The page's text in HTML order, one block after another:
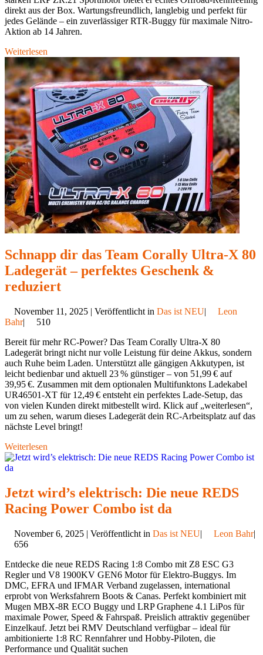
direkt aus der Box. Wartungsfreundlich, langlebig und perfekt für
jedes Gelände – ein zuverlässiger RTR-Buggy für maximale Nitro-
Aktion ab 14 Jahren.
Weiterlesen
Schnapp dir das Team Corally Ultra-X 80
Ladegerät – perfektes Geschenk &
reduziert
November 11, 2025 | Veröffentlicht in Das ist NEU|
Leon
Bahr|
510
Bereit für mehr RC-Power? Das Team Corally Ultra-X 80
Ladegerät bringt nicht nur volle Leistung für deine Akkus, sondern
auch Ruhe beim Laden. Unterstützt alle gängigen Akkutypen, ist
leicht bedienbar und aktuell 23 % günstiger – von 51,99 € auf
39,95 €. Zusammen mit dem optionalen Multifunktons Ladekabel
UR46501-XT für 12,49 € entsteht ein perfektes Lade-Setup, das
von vielen Kunden direkt mitbestellt wird. Klick auf „weiterlesen“,
um zu sehen, warum dieses Ladegerät dein RC-Arbeitsplatz auf das
nächste Level bringt!
Weiterlesen
Jetzt wird’s elektrisch: Die neue REDS
Racing Power Combo ist da
November 6, 2025 | Veröffentlicht in Das ist NEU| Leon Bahr|
656
Entdecke die neue REDS Racing 1:8 Combo mit Z8 ESC G3
Regler und V8 1900KV GEN6 Motor für Elektro-Buggys. Im
DMC, EFRA und IFMAR Verband zugelassen, international
erprobt von Werksfahrern Boots & Canas. Perfekt kombiniert mit
Mugen MBX-8R ECO Buggy und LRP Graphene 4.1 LiPos für
maximale Power, Speed & Fahrspaß. Preislich attraktiv gegenüber
Einzelkauf. Jetzt bei RMV Deutschland verfügbar – ideal für
ambitionierte 1:8 RC Rennfahrer und Hobby-Piloten, die
Performance und Qualität suchen